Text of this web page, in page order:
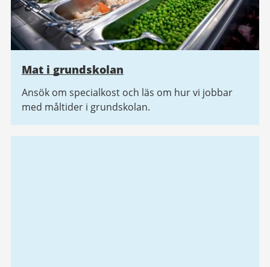
Mat i grundskolan
Ansök om specialkost och läs om hur vi jobbar
med måltider i grundskolan.